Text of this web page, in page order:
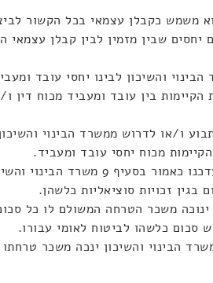
משמש כקבלן עצמאי בכל הקשור
יחסים שבין מזמין לבין קבלן
והשיכון לבינו יחסי עובד
הקיימות בין עובד ומעביד מכוח דין
ו/או לדרוש ממשרד הבינוי
מכוח יחסי עובד ומעביד.
ד. נוסף לשכר הטרחה הנקוב בסעיף 9 ולעדכנו
זכויות סוציאליות כלשהן.
משכר הטרחה המשולם לו כל
סכום כלשהו לביטוח לאומי עבורו.
הבינוי והשיכון ינכה משכר